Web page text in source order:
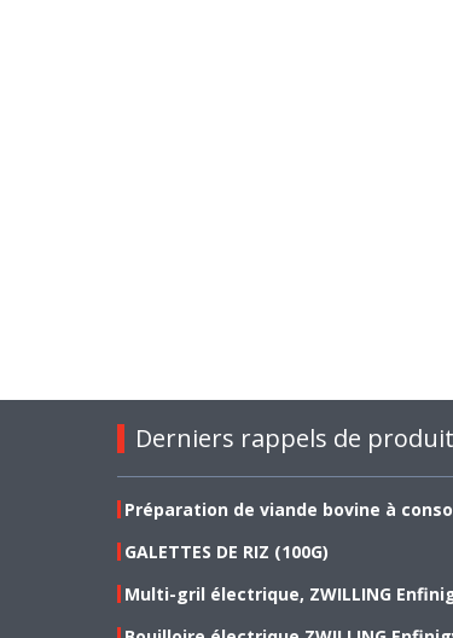
Derniers rappels de
Préparation de viande bovine à
GALETTES DE RIZ (100G)
Multi-gril électrique, ZWILLING